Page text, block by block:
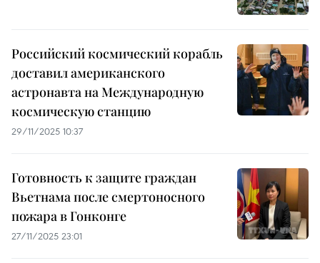
Российский космический корабль
доставил американского
астронавта на Международную
космическую станцию
29/11/2025 10:37
Готовность к защите граждан
Вьетнама после смертоносного
пожара в Гонконге
27/11/2025 23:01